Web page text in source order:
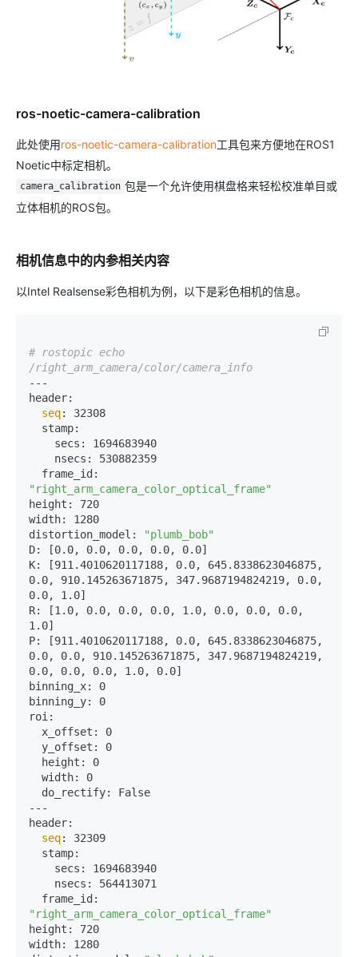
ros-noetic-camera-calibration
此处使用ros-noetic-camera-calibration工具包来方便地在ROS1
Noetic中标定相机。
camera_calibration 包是一个允许使用棋盘格来轻松校准单目或
立体相机的ROS包。
相机信息中的内参相关内容
以Intel Realsense彩色相机为例，以下是彩色相机的信息。
# rostopic echo
/right_arm_camera/color/camera_info
---
header:
seq: 32308
"right_arm_camera_color_optical_frame"
height: 720
width: 1280
distortion_model:
"plumb_bob"
D: [0.0, 0.0, 0.0, 0.0, 0.0]
K: [911.4010620117188, 0.0, 645.8338623046875,
0.0, 910.145263671875, 347.9687194824219, 0.0,
0.0, 1.0]
R: [1.0, 0.0, 0.0, 0.0, 1.0, 0.0, 0.0, 0.0,
1.0]
P: [911.4010620117188, 0.0, 645.8338623046875,
0.0, 0.0, 910.145263671875, 347.9687194824219,
0.0, 0.0, 0.0, 1.0, 0.0]
binning_x: 0
binning_y: 0
roi:
---
header:
seq: 32309
"right_arm_camera_color_optical_frame"
height: 720
width: 1280